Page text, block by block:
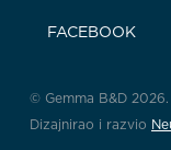
FACEBOOK
© Gemma B&D
Dizajnirao i razvio